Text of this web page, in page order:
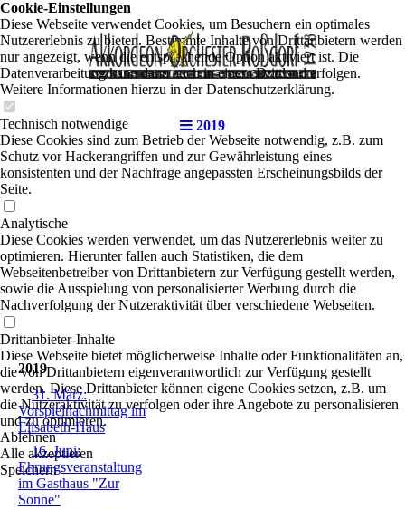
2019
2019
31. März:
Vorspielnachmittag im
Elisabeth-Haus
16. Juni:
Ehrungsveranstaltung
im Gasthaus "Zur
Sonne"
Cookie-Einstellungen
Diese Webseite verwendet Cookies, um Besuchern ein optimales
Nutzererlebnis zu bieten. Bestimmte Inhalte von Drittanbietern werden
nur angezeigt, wenn die entsprechende Option aktiviert ist. Die
Datenverarbeitung kann dann auch in einem Drittland erfolgen.
Weitere Informationen hierzu in der Datenschutzerklärung.
Technisch notwendige
Diese Cookies sind zum Betrieb der Webseite notwendig, z.B. zum
Schutz vor Hackerangriffen und zur Gewährleistung eines
konsistenten und der Nachfrage angepassten Erscheinungsbilds der
Seite.
Analytische
Diese Cookies werden verwendet, um das Nutzererlebnis weiter zu
optimieren. Hierunter fallen auch Statistiken, die dem
Webseitenbetreiber von Drittanbietern zur Verfügung gestellt werden,
sowie die Ausspielung von personalisierter Werbung durch die
Nachverfolgung der Nutzeraktivität über verschiedene Webseiten.
Drittanbieter-Inhalte
Diese Webseite bietet möglicherweise Inhalte oder Funktionalitäten an,
die von Drittanbietern eigenverantwortlich zur Verfügung gestellt
werden. Diese Drittanbieter können eigene Cookies setzen, z.B. um
die Nutzeraktivität zu verfolgen oder ihre Angebote zu personalisieren
und zu optimieren.
Ablehnen
Alle akzeptieren
Speichern